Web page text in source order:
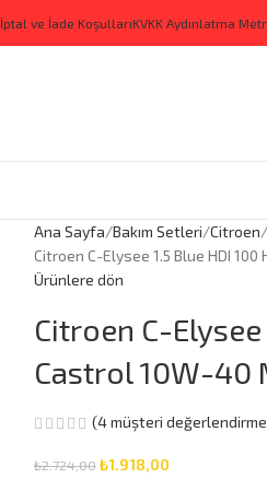
İptal ve İade KoşullarıKVKK Aydınlatma
Ana Sayfa Bakım Setleri Citroen
Citroen C-Elysee 1.5 Blue HDI
Ürünlere dön
Citroen C-
Castrol 10W-40
(4müşteri
₺2.724,00₺1.918,00